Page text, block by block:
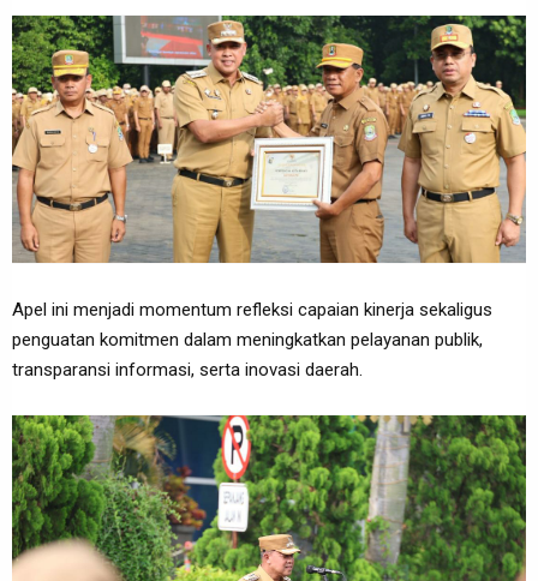
Apel ini menjadi momentum refleksi capaian kinerja sekaligus
penguatan komitmen dalam meningkatkan pelayanan publik,
transparansi informasi, serta inovasi daerah.